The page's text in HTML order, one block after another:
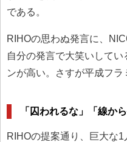
である。
RIHOの思わぬ発言に、
自分の発言で大笑いして
ンが高い。さすが平成フラ
「囚われるな」「線か
RIHOの提案通り、巨大な